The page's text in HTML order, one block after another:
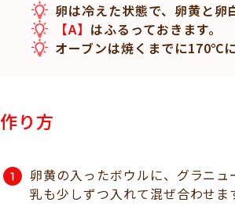
卵は冷えた状態で、卵黄と卵
【A】 はふるっておきます。
オーブンは焼くまでに170℃に
作り方
卵黄の入ったボウルに、グラニ
乳も少しずつ入れて混ぜ合わせま